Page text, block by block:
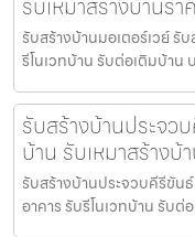
รับสร้างบ้านมอเตอร์เวย์ รั
รีโนเวทบ้าน รับต่อเติมบ้าน
รับสร้างบ้านประจว
บ้าน รับเหมาสร้างบ้
รับสร้างบ้านประจวบคีรีขัน
อาคาร รับรีโนเวทบ้าน รับ